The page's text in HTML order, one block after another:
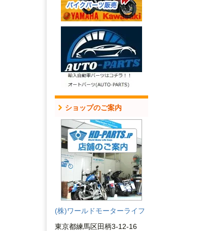
ショップのご案内
(株)ワールドモーターライフ
東京都練馬区田柄3-12-16